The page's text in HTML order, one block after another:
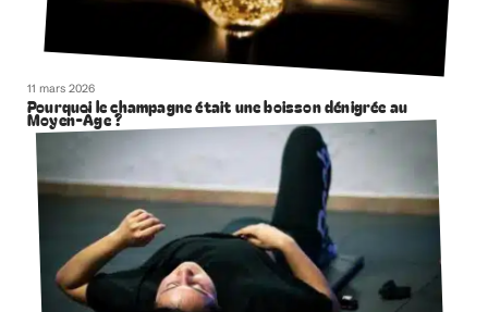
11 mars 2026
Pourquoi le champagne était une boisson dénigrée au
Moyen-Âge ?